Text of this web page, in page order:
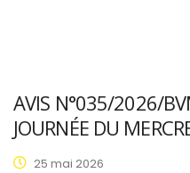
AVIS N°035/2026/
JOURNÉE DU
25 mai 2026